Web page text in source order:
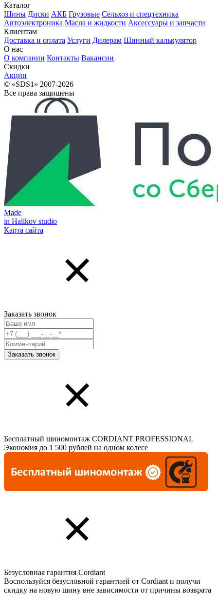
Каталог
Шины Диски АКБ Грузовые Сельхоз и спецтехника
Автоэлектроника Масла и жидкости Аксессуары и запчасти
Клиентам
Доставка и оплата Услуги Дилерам Шинный калькулятор
О нас
О компании Контакты Вакансии
Скидки
Акции
© «SDS1» 2007-2026
Все права защищены
Made
in Halikov studio
Карта сайта
Заказать звонок
Бесплатный шиномонтаж CORDIANT PROFESSIONAL
Экономия до 1 500 рублей на одном колесе
Безусловная гарантия Cordiant
Воспользуйся безусловной гарантией от Cordiant и получи
скидку на новую шину вне зависимости от причины возврата